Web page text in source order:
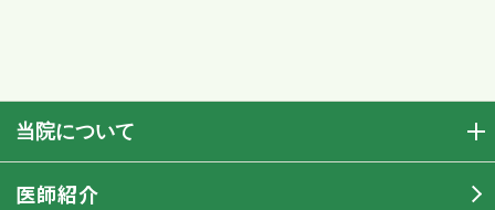
当院について
医師紹介